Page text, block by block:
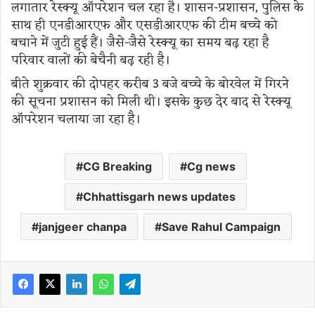
लगातार रेस्क्यू ऑपरेशन चल रहा है। शासन-प्रशासन, पुलिस के
साथ ही एनडीआरएफ और एसडीआरएफ की टीम बच्चे को
बचाने में जुटी हुई हैं। जैसे-जैसे रेस्क्यू का समय बढ़ रहा है
परिवार वालों की बेचैनी बढ़ रही है।
बीते शुक्रवार की दोपहर करीब 3 बजे बच्चे के बोरवेल में गिरने
की सूचना प्रशासन को मिली थी। इसके कुछ देर बाद से रेस्क्यू
ऑपरेशन चलाया जा रहा है।
CG Breaking Cg news
Chhattisgarh news updates
janjgeer chanpa Save Rahul Campaign